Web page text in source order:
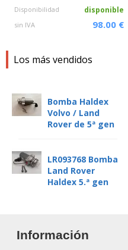
Disponibilidad disponible
sin IVA 98.00 €
Los más vendidos
Bomba Haldex
Volvo / Land
Rover de 5ª gen
LR093768 Bomba
Land Rover
Haldex 5.ª gen
Información